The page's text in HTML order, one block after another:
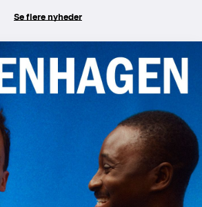
Se flere nyheder